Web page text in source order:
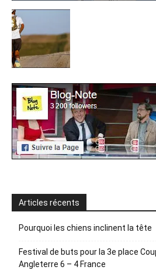
Articles récents
Pourquoi les chiens inclinent la tête
Festival de buts pour la 3e place
Angleterre 6 – 4 France